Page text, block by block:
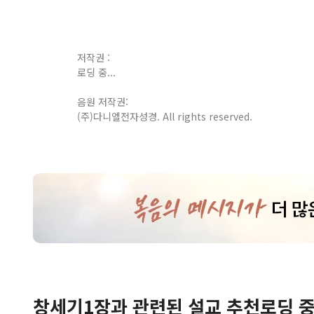
저작권 :
로딩 중...
음원 저작권:
(주)다니엘전자성경. All rights reserved.
창세기1장과 관련된 설교 추천로딩